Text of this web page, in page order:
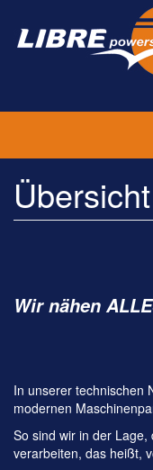
zum
Inhalt
Übersicht
Wir nähen
In unserer technischen
modernen
So sind wir in der Lage,
verarbeiten, das heißt,